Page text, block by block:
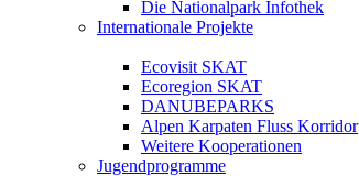
Die Nationalpark Infothek
Internationale Projekte
Ecovisit SKAT
Ecoregion SKAT
DANUBEPARKS
Alpen Karpaten Fluss Korridor
Weitere Kooperationen
Jugendprogramme